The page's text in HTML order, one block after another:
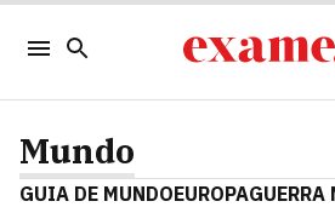
Mundo
GUIA DE MUNDOEUROPA